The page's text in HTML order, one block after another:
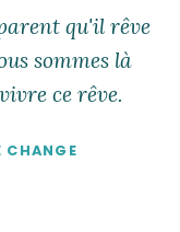
qu'il rêve
sommes là
ce rêve.
CHANGE